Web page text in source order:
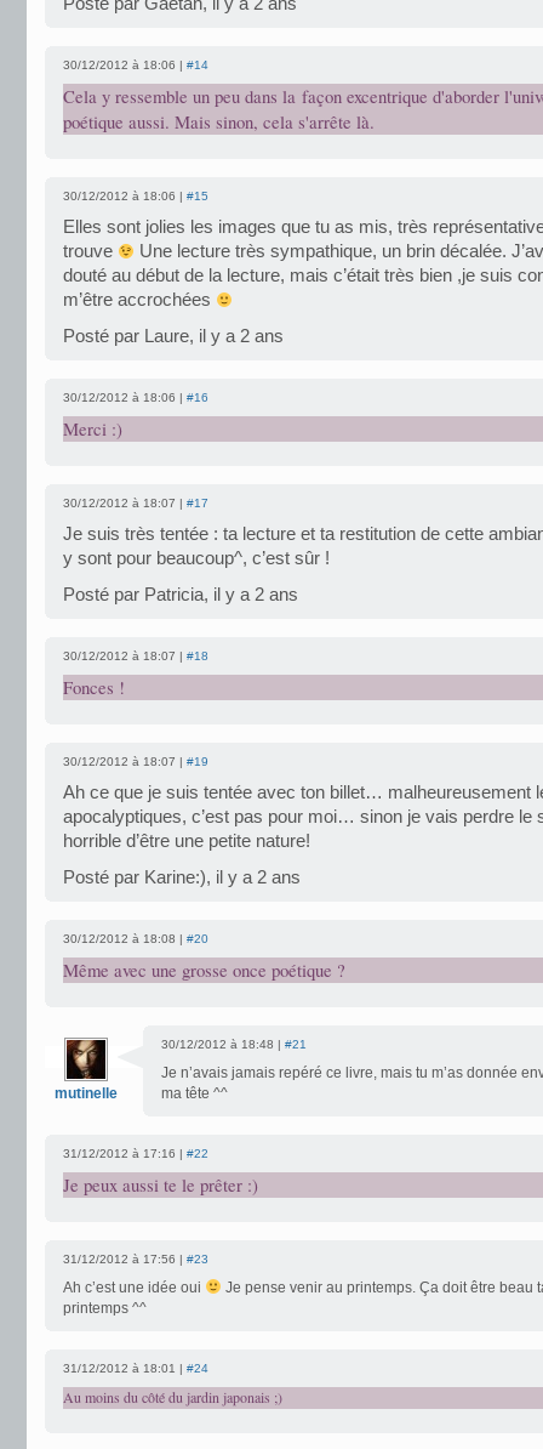
30/12/2012 à 18:06 | #14
Cela y ressemble un peu dans la façon excentrique d'aborder
poétique aussi. Mais sinon, cela s'arrête là.
30/12/2012 à 18:06 | #15
Elles sont jolies les images que tu as mis, très
trouve
Une lecture très sympathique, un brin décalée.
douté au début de la lecture, mais c’était très bien ,je suis
m’être accrochées
Posté par Laure, il y a 2 ans
30/12/2012 à 18:06 | #16
Merci :)
30/12/2012 à 18:07 | #17
Je suis très tentée : ta lecture et ta restitution de cette
y sont pour beaucoup^, c’est sûr !
Posté par Patricia, il y a 2 ans
30/12/2012 à 18:07 | #18
Fonces !
30/12/2012 à 18:07 | #19
Ah ce que je suis tentée avec ton billet… malheureusement
apocalyptiques, c’est pas pour moi… sinon je vais perdre le
horrible d’être une petite nature!
Posté par Karine:), il y a 2 ans
30/12/2012 à 18:08 | #20
Même avec une grosse once poétique ?
mutinelle
30/12/2012 à 18:48 | #21
Je n’avais jamais repéré ce livre, mais tu m’as donnée
ma tête ^^
31/12/2012 à 17:16 | #22
Je peux aussi te le prêter :)
31/12/2012 à 17:56 | #23
Ah c’est une idée oui
Je pense venir au printemps. Ça doit être beau
printemps ^^
31/12/2012 à 18:01 | #24
Au moins du côté du jardin japonais ;)